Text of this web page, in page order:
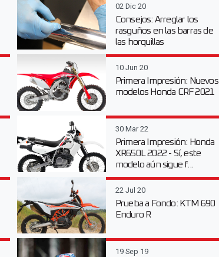
02 Dic 20
Consejos: Arreglar los
rasguños en las barras de
las horquillas
10 Jun 20
Primera Impresión: Nuevos
modelos Honda CRF 2021
30 Mar 22
Primera Impresión: Honda
XR650L 2022 - Sí, este
modelo aún sigue f...
22 Jul 20
Prueba a Fondo: KTM 690
Enduro R
19 Sep 19